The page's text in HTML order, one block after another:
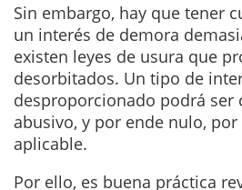
Sin embargo, hay que tener
un interés de demora
existen leyes de usura que
desorbitados. Un tipo de
desproporcionado podrá ser
abusivo, y por ende nulo,
aplicable.
Por ello, es buena práctica